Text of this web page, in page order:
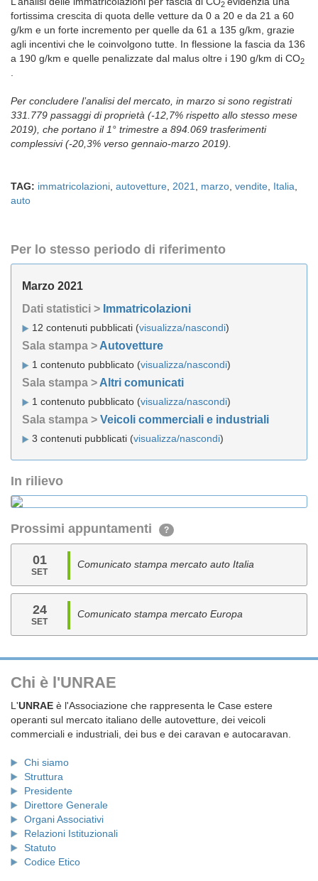
2
fortissima crescita di quota delle vetture da 0 a 20 e da 21 a 60
g/km e un forte incremento per quelle da 61 a 135 g/km, grazie
agli incentivi che le coinvolgono tutte. In flessione la fascia da 136
a 190 g/km e quelle penalizzate dal malus oltre i 190 g/km di CO2
Per concludere l’analisi del mercato, in marzo si sono registrati
331.779 passaggi di proprietà (-12,7% rispetto allo stesso mese
2019), che portano il 1° trimestre a 894.069 trasferimenti
complessivi (-20,3% verso gennaio-marzo 2019).
TAG: immatricolazioni autovetture 2021 marzo vendite Italia
auto
Per lo stesso periodo di riferimento
Marzo 2021
Dati statistici > Immatricolazioni
12 contenuti pubblicati (visualizza/nascondi)
Sala stampa > Autovetture
1 contenuto pubblicato (visualizza/nascondi)
Sala stampa > Altri comunicati
1 contenuto pubblicato (visualizza/nascondi)
Sala stampa > Veicoli commerciali e industriali
3 contenuti pubblicati (visualizza/nascondi)
In rilievo
Prossimi appuntamenti ?
01
SET
Comunicato stampa mercato auto Italia
24
SET
Comunicato stampa mercato Europa
Chi è l'UNRAE
L'UNRAE è l'Associazione che rappresenta le Case estere
operanti sul mercato italiano delle autovetture, dei veicoli
commerciali e industriali, dei bus e dei caravan e autocaravan.
Chi siamo
Struttura
Presidente
Direttore Generale
Organi Associativi
Relazioni Istituzionali
Statuto
Codice Etico